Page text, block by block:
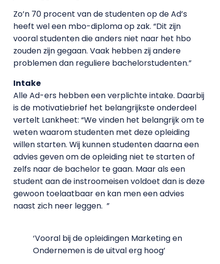
Zo’n 70 procent van de studenten op de Ad’s
heeft wel een mbo-diploma op zak. “Dit zijn
vooral studenten die anders niet naar het hbo
zouden zijn gegaan. Vaak hebben zij andere
problemen dan reguliere bachelorstudenten.”
Intake
Alle Ad-ers hebben een verplichte intake. Daarbij
is de motivatiebrief het belangrijkste onderdeel
vertelt Lankheet: “We vinden het belangrijk om te
weten waarom studenten met deze opleiding
willen starten. Wij kunnen studenten daarna een
advies geven om de opleiding niet te starten of
zelfs naar de bachelor te gaan. Maar als een
student aan de instroomeisen voldoet dan is deze
gewoon toelaatbaar en kan men een advies
naast zich neer leggen. ”
‘Vooral bij de opleidingen Marketing en
Ondernemen is de uitval erg hoog’